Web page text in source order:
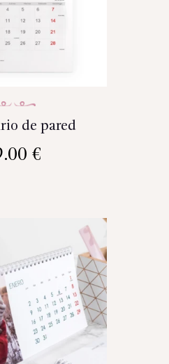
de pared
€